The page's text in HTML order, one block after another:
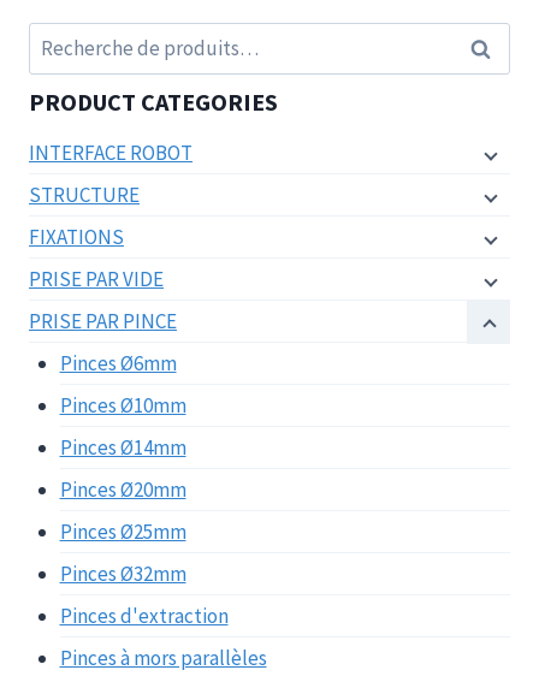
Recherche
pour :
PRODUCT CATEGORIES
INTERFACE ROBOT
STRUCTURE
FIXATIONS
PRISE PAR VIDE
PRISE PAR PINCE
Pinces Ø6mm
Pinces Ø10mm
Pinces Ø14mm
Pinces Ø20mm
Pinces Ø25mm
Pinces Ø32mm
Pinces d'extraction
Pinces à mors parallèles